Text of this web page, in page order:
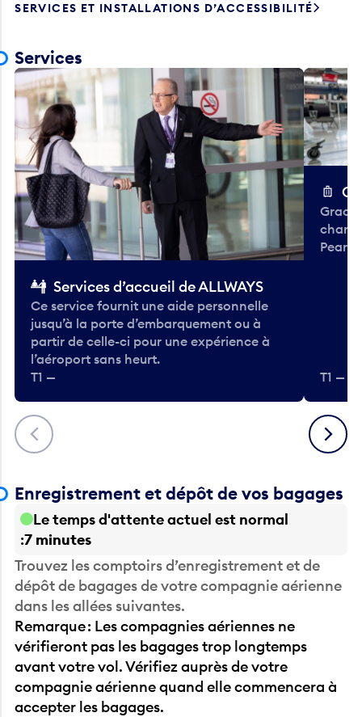
SERVICES ET INSTALLATIONS D’ACCESSIBILITÉ
Services
Précédent
Services d’accueil de ALLWAYS
Ce service fournit une aide personnelle
jusqu’à la porte d’embarquement ou à
partir de celle-ci pour une expérience à
l’aéroport sans heurt.
T1 —
T1 —
Suivant
Enregistrement et dépôt de vos bagages
Le temps d'attente actuel est normal
7 minutes
Trouvez les comptoirs d’enregistrement et de
dépôt de bagages de votre compagnie aérienne
dans les allées suivantes.
Remarque : Les compagnies aériennes ne
vérifieront pas les bagages trop longtemps
avant votre vol. Vérifiez auprès de votre
compagnie aérienne quand elle commencera à
accepter les bagages.